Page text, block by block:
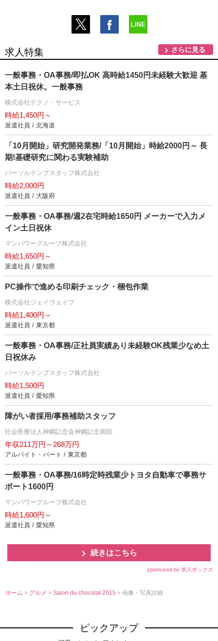
求人特集 さらに見る
一般事務・OA事務/即払OK 高時給1450円未経験大歓迎 基
本土日祝休。一般事務
株式会社テクノ・サービス
時給1,450円～
派遣社員 / 北海道
「10月開始」研究開発業務/「10月開始」時給2000円～ 長
期!基礎研究に関わる実験補助
パーソルテンプスタッフ株式会社
時給2,000円
派遣社員 / 大阪府
一般事務・OA事務/週2在宅時給1650円 メーカーで入力メ
イン土日祝休
マンパワーグループ株式会社
時給1,650円～
派遣社員 / 愛知県
PC操作で進める印刷チェック・梱包作業
株式会社ジェイウェイブ
時給1,400円～
派遣社員 / 東京都
一般事務・OA事務/正社員実績あり未経験OK残業少なめ土
日祝休み
パーソルテンプスタッフ株式会社
時給1,500円
派遣社員 / 愛知県
障がい者採用/事務補助スタッフ
社会医療法人神鋼記念会神鋼記念病院
年収211万円～268万円
アルバイト・パート / 東京都
一般事務・OA事務/16時定時残業少トヨタ自動車で事務サ
ポート1600円
マンパワーグループ株式会社
時給1,600円～
派遣社員 / 愛知県
続きはこちら
sponsored by 求人ボックス
ホーム > グルメ>Salon du chocolat 2015> 画像・写真詳細
ピックアップ